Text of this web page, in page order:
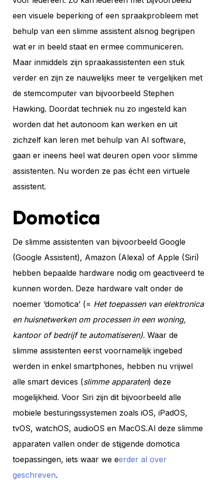
een visuele beperking of een spraakprobleem met
behulp van een slimme assistent alsnog begrijpen
wat er in beeld staat en ermee communiceren.
Maar inmiddels zijn spraakassistenten een stuk
verder en zijn ze nauwelijks meer te vergelijken met
de stemcomputer van bijvoorbeeld Stephen
Hawking. Doordat techniek nu zo ingesteld kan
worden dat het autonoom kan werken en uit
zichzelf kan leren met behulp van AI software,
gaan er ineens heel wat deuren open voor slimme
assistenten. Nu worden ze pas écht een virtuele
assistent.
Domotica
De slimme assistenten van bijvoorbeeld Google
(Google Assistent), Amazon (Alexa) of Apple (Siri)
hebben bepaalde hardware nodig om geactiveerd te
kunnen worden. Deze hardware valt onder de
noemer ‘domotica’ (= Het toepassen van elektronica
en huisnetwerken om processen in een woning,
kantoor of bedrijf te automatiseren). Waar de
slimme assistenten eerst voornamelijk ingebed
werden in enkel smartphones, hebben nu vrijwel
alle smart devices (slimme apparaten) deze
mogelijkheid. Voor Siri zijn dit bijvoorbeeld alle
mobiele besturingssystemen zoals iOS, iPadOS,
tvOS, watchOS, audioOS en MacOS.Al deze slimme
apparaten vallen onder de stijgende domotica
toepassingen, iets waar we eerder al over
geschreven.